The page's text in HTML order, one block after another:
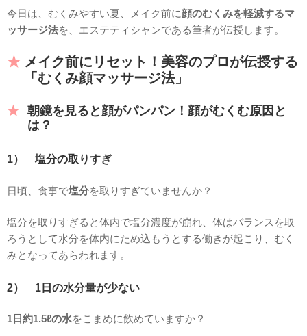
今日は、むくみやすい夏、メイク前に顔のむくみを軽減するマ
ッサージ法を、エステティシャンである筆者が伝授します。
メイク前にリセット！美容のプロが伝授する
「むくみ顔マッサージ法」
朝鏡を見ると顔がパンパン！顔がむくむ原因と
は？
1） 塩分の取りすぎ
日頃、食事で塩分を取りすぎていませんか？
塩分を取りすぎると体内で塩分濃度が崩れ、体はバランスを取
ろうとして水分を体内にため込もうとする働きが起こり、むく
みとなってあらわれます。
2） 1日の水分量が少ない
1日約1.5ℓの水をこまめに飲めていますか？